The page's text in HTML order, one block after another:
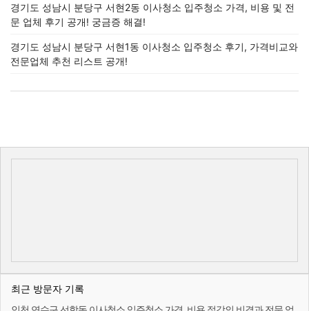
경기도 성남시 분당구 서현2동 이사청소 입주청소 가격, 비용 및 전
문 업체 후기 공개! 궁금증 해결!
경기도 성남시 분당구 서현1동 이사청소 입주청소 후기, 가격비교와
전문업체 추천 리스트 공개!
최근 방문자 기록